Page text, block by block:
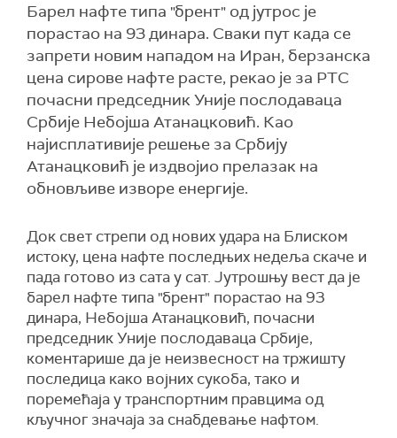
Барел нафте типа "брент" од јутрос је
порастао на 93 динара. Сваки пут када се
запрети новим нападом на Иран, берзанска
цена сирове нафте расте, рекао је за РТС
почасни председник Уније послодаваца
Србије Небојша Атанацковић. Као
најисплативије решење за Србију
Атанацковић је издвојио прелазак на
обновљиве изворе енергије.
Док свет стрепи од нових удара на Блиском
истоку, цена нафте последњих недеља скаче и
пада готово из сата у сат. Јутрошњу вест да је
барел нафте типа "брент" порастао на 93
динара, Небојша Атанацковић, почасни
председник Уније послодаваца Србије,
коментарише да је неизвесност на тржишту
последица како војних сукоба, тако и
поремећаја у транспортним правцима од
кључног значаја за снабдевање нафтом.